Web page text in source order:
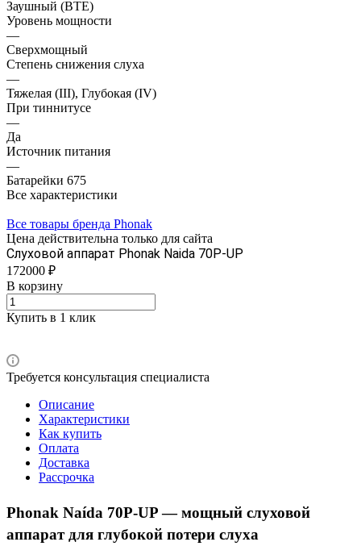
Заушный (BTE)
Уровень мощности
—
Сверхмощный
Степень снижения слуха
—
Тяжелая (III), Глубокая (IV)
При тиннитусе
—
Да
Источник питания
—
Батарейки 675
Все характеристики
Все товары бренда Phonak
Цена действительна только для сайта
Слуховой аппарат Phonak Naida 70P-UP
172000 ₽
В корзину
Купить в 1 клик
Требуется консультация специалиста
Описание
Характеристики
Как купить
Оплата
Доставка
Рассрочка
Phonak Naída 70P-UP — мощный слуховой
аппарат для глубокой потери слуха